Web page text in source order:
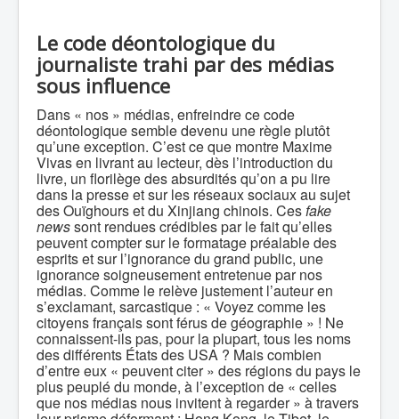
Le code déontologique du
journaliste trahi par des médias
sous influence
Dans « nos » médias, enfreindre ce code
déontologique semble devenu une règle plutôt
qu’une exception. C’est ce que montre Maxime
Vivas en livrant au lecteur, dès l’introduction du
livre, un florilège des absurdités qu’on a pu lire
dans la presse et sur les réseaux sociaux au sujet
des Ouïghours et du Xinjiang chinois. Cesfake
newssont rendues crédibles par le fait qu’elles
peuvent compter sur le formatage préalable des
esprits et sur l’ignorance du grand public, une
ignorance soigneusement entretenue par nos
médias. Comme le relève justement l’auteur en
s’exclamant, sarcastique : « Voyez comme les
citoyens français sont férus de géographie » ! Ne
connaissent-ils pas, pour la plupart, tous les noms
des différents États des USA ? Mais combien
d’entre eux « peuvent citer » des régions du pays le
plus peuplé du monde, à l’exception de « celles
que nos médias nous invitent à regarder » à travers